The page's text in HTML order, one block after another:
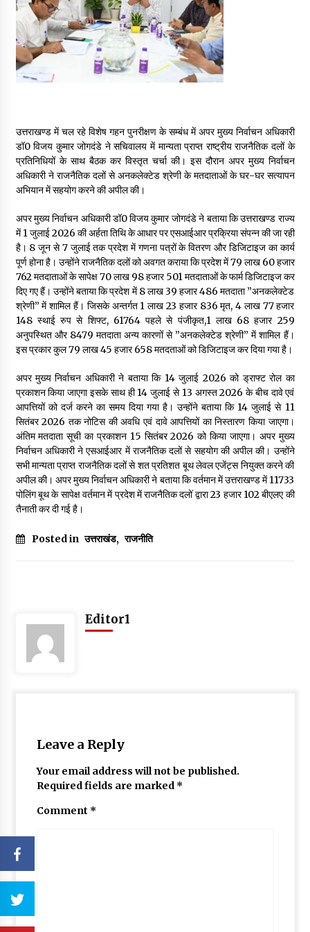
May 16, 2022
Thought Of The Day 14 May
May 14, 2022
May 13, 2022
Thought Of The Day 12 May
May 12, 2022
Thought Of The Day 11 May
May 11, 2022
Thought Of The Day 10 May
May 10, 2022
May 9, 2022
उत्तराखण्ड में चल रहे विशेष गहन पुनरीक्षण के सम्बंध में अपर मुख्य निर्वाचन अधिकारी
डॉ0 विजय कुमार जोगदंडे ने सचिवालय में मान्यता प्राप्त राष्ट्रीय राजनैतिक दलों के
प्रतिनिधियों के साथ बैठक कर विस्तृत चर्चा की। इस दौरान अपर मुख्य निर्वाचन
अधिकारी ने राजनैतिक दलों से अनकलेक्टेड श्रेणी के मतदाताओं के घर-घर सत्यापन
अभियान में सहयोग करने की अपील की।
अपर मुख्य निर्वाचन अधिकारी डॉ0 विजय कुमार जोगदंडे ने बताया कि उत्तराखण्ड राज्य
में 1 जुलाई 2026 की अर्हता तिथि के आधार पर एसआईआर प्रक्रिया संपन्न की जा रही
है। 8 जून से 7 जुलाई तक प्रदेश में गणना पत्रों के वितरण और डिजिटाइज का कार्य
पूर्ण होना है। उन्होंने राजनैतिक दलों को अवगत कराया कि प्रदेश में 79 लाख 60 हजार
762 मतदाताओं के सापेक्ष 70 लाख 98 हजार 501 मतदाताओं के फार्म डिजिटाइज कर
दिए गए हैं। उन्होंने बताया कि प्रदेश में 8 लाख 39 हजार 486 मतदाता ”अनकलेक्टेड
श्रेणी” में शामिल हैं। जिसके अन्तर्गत 1 लाख 23 हजार 836 मृत, 4 लाख 77 हजार
148 स्थाई रुप से शिफ्ट, 61764 पहले से पंजीकृत,1 लाख 68 हजार 259
अनुपस्थित और 8479 मतदाता अन्य कारणों से ”अनकलेक्टेड श्रेणी” में शामिल हैं।
इस प्रकार कुल 79 लाख 45 हजार 658 मतदताओं को डिजिटाइज कर दिया गया है।
अपर मुख्य निर्वाचन अधिकारी ने बताया कि 14 जुलाई 2026 को ड्राफ्ट रोल का
प्रकाशन किया जाएगा इसके साथ ही 14 जुलाई से 13 अगस्त 2026 के बीच दावे एवं
आपत्तियों को दर्ज करने का समय दिया गया है। उन्होंने बताया कि 14 जुलाई से 11
सितंबर 2026 तक नोटिस की अवधि एवं दावे आपत्तियों का निस्तारण किया जाएगा।
अंतिम मतदाता सूची का प्रकाशन 15 सितंबर 2026 को किया जाएगा। अपर मुख्य
निर्वाचन अधिकारी ने एसआईआर में राजनैतिक दलों से सहयोग की अपील की। उन्होंने
सभी मान्यता प्राप्त राजनैतिक दलों से शत प्रतिशत बूथ लेवल एजेंट्स नियुक्त करने की
अपील की। अपर मुख्य निर्वाचन अधिकारी ने बताया कि वर्तमान में उत्तराखण्ड में 11733
पोलिंग बूथ के सापेक्ष वर्तमान में प्रदेश में राजनैतिक दलों द्वारा 23 हजार 102 बीएलए की
तैनाती कर दी गई है।
Posted in उत्तराखंड, राजनीति
Editor1
Leave a Reply
Your email address will not be published.
Required fields are marked *
Comment *